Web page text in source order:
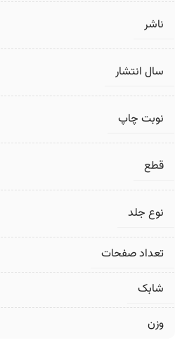
ناشر
سال انتشار
نوبت چاپ
قطع
نوع جلد
تعداد صفحات
شابک
وزن